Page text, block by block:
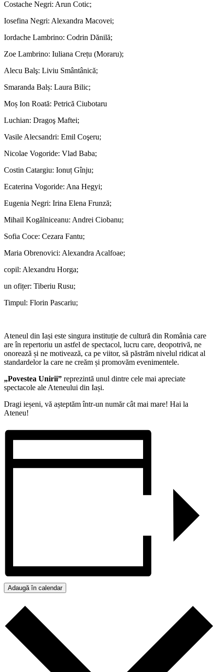
Costache Negri: Arun Cotic;
Iosefina Negri: Alexandra Macovei;
Iordache Lambrino: Codrin Dănilă;
Zoe Lambrino: Iuliana Crețu (Moraru);
Alecu Balş: Liviu Smântânică;
Smaranda Balș: Laura Bilic;
Moș Ion Roată: Petrică Ciubotaru
Luchian: Dragoş Maftei;
Vasile Alecsandri: Emil Coşeru;
Nicolae Vogoride: Vlad Baba;
Costin Catargiu: Ionuț Gînju;
Ecaterina Vogoride: Ana Hegyi;
Eugenia Negri: Irina Elena Frunză;
Mihail Kogălniceanu: Andrei Ciobanu;
Sofia Coce: Cezara Fantu;
Maria Obrenovici: Alexandra Acalfoae;
copil: Alexandru Horga;
un ofițer: Tiberiu Rusu;
Timpul: Florin Pascariu;
Ateneul din Iași este singura instituție de cultură din România care
are în repertoriu un astfel de spectacol, lucru care, deopotrivă, ne
onorează și ne motivează, ca pe viitor, să păstrăm nivelul ridicat al
standardelor la care ne creăm și promovăm evenimentele.
„Povestea Unirii” reprezintă unul dintre cele mai apreciate
spectacole ale Ateneului din Iași.
Dragi ieșeni, vă așteptăm într-un număr cât mai mare! Hai la
Ateneu!
Adaugă în calendar